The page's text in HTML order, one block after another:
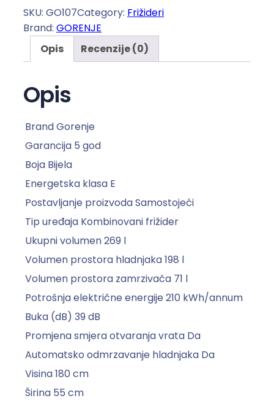
R
E
r
ž
d
r
R
K
4
1
2
P
W
k
č
SKU: GO107Category: Frižideri
Brand: GORENJE
Opis
Recenzije (0)
Opis
BrandGorenje
Garancija 5 god
Boja Bijela
Energetska klasa E
Postavljanje proizvodaSamostojeći
Tip uređaja Kombinovani frižider
Ukupni volumen269 l
Volumen prostora hladnjaka198 l
Volumen prostora zamrzivača 71 l
Potrošnja električne energije210 kWh/annum
Buka (dB) 39 dB
Promjena smjera otvaranja vrata Da
Automatsko odmrzavanje hladnjaka Da
Visina180 cm
Širina 55 cm